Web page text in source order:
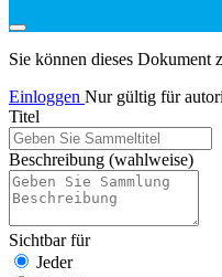
Sie können dieses Dokument
Einloggen Nur gültig für
Titel
Beschreibung (wahlweise)
Sichtbar für
Jeder